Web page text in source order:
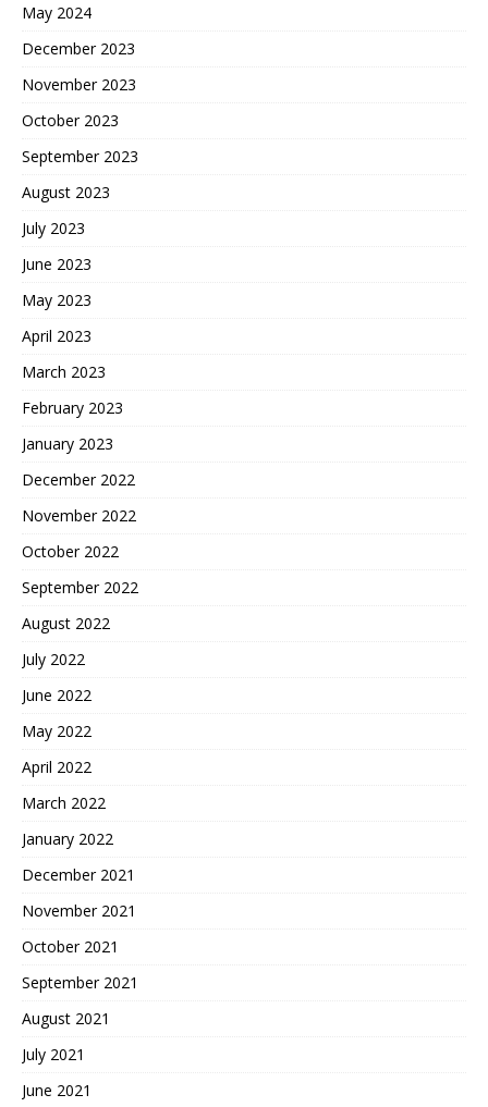
May 2024
December 2023
November 2023
October 2023
September 2023
August 2023
July 2023
June 2023
May 2023
April 2023
March 2023
February 2023
January 2023
December 2022
November 2022
October 2022
September 2022
August 2022
July 2022
June 2022
May 2022
April 2022
March 2022
January 2022
December 2021
November 2021
October 2021
September 2021
August 2021
July 2021
June 2021